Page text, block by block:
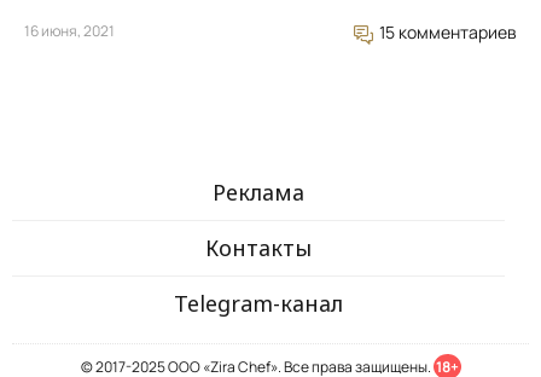
16 июня, 2021 15 комментариев
Реклама
Контакты
Telegram-канал
© 2017-2025 ООО «Zira Chef». Все права защищены. 18+